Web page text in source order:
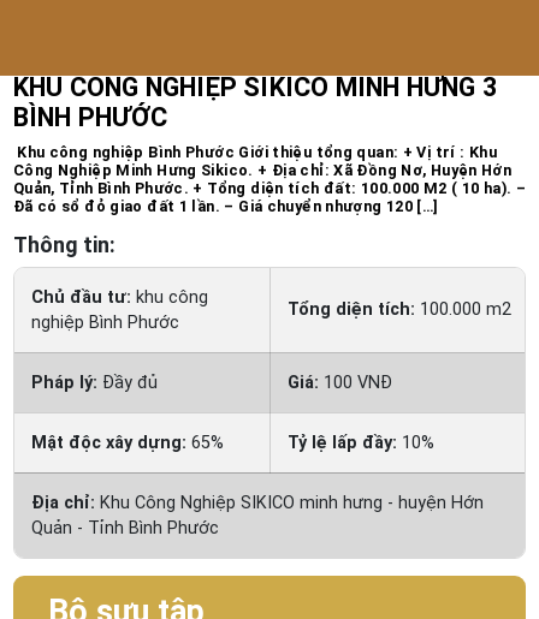
KHU CÔNG NGHIỆP SIKICO MINH HƯNG 3
BÌNH PHƯỚC
Khu công nghiệp Bình Phước Giới thiệu tổng quan: + Vị trí : Khu
Công Nghiệp Minh Hưng Sikico. + Địa chỉ: Xã Đồng Nơ, Huyện Hớn
Quản, Tỉnh Bình Phước. + Tổng diện tích đất: 100.000 M2 ( 10 ha). –
Đã có sổ đỏ giao đất 1 lần. – Giá chuyển nhượng 120 […]
Thông tin:
Chủ đầu tư: khu công
nghiệp Bình Phước
Tổng diện tích: 100.000 m2
Pháp lý: Đầy đủ Giá: 100 VNĐ
Mật độc xây dựng:65% Tỷ lệ lấp đầy: 10%
Địa chỉ: Khu Công Nghiệp SIKICO minh hưng - huyện Hớn
Quản - Tỉnh Bình Phước